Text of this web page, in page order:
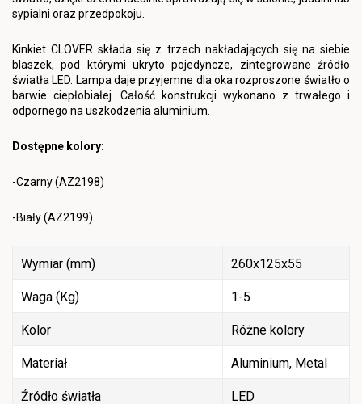
sypialni oraz przedpokoju.
Kinkiet CLOVER składa się z trzech nakładających się na siebie
blaszek, pod którymi ukryto pojedyncze, zintegrowane źródło
światła LED. Lampa daje przyjemne dla oka rozproszone światło o
barwie ciepłobiałej. Całość konstrukcji wykonano z trwałego i
odpornego na uszkodzenia aluminium.
Dostępne kolory:
-Czarny (AZ2198)
-Biały (AZ2199)
Wymiar (mm) 260x125x55
Waga (Kg) 1-5
Kolor Różne kolory
Materiał Aluminium, Metal
Źródło światła LED